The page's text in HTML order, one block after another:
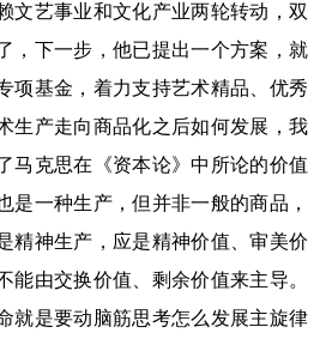
文艺事业和文化产业两轮转动，双
，下一步，他已提出一个方案，就
项基金，着力支持艺术精品、优秀
生产走向商品化之后如何发展，我
马克思在《资本论》中所论的价值
是一种生产，但并非一般的商品，
精神生产，应是精神价值、审美价
能由交换价值、剩余价值来主导。
就是要动脑筋思考怎么发展主旋律